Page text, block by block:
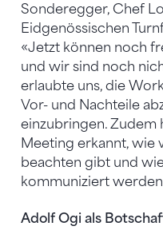
Sonderegger, Chef
Eidgenössischen
«Jetzt können noch
und wir sind noch
erlaubte uns, die
Vor- und Nachteile
einzubringen. Zudem
Meeting erkannt, wie
beachten gibt und
kommuniziert werden
Adolf Ogi als